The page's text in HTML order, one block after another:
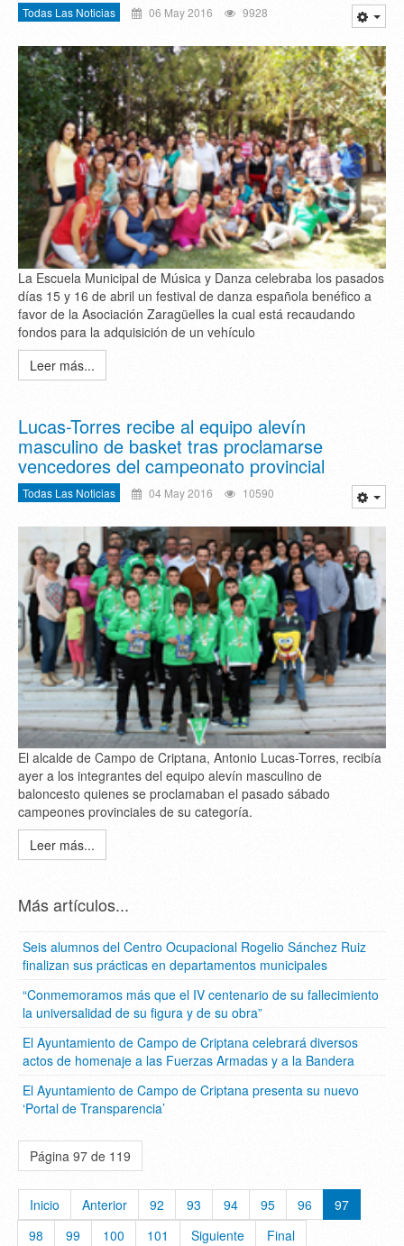
Todas Las Noticias 06 May 2016 9928
La Escuela Municipal de Música y Danza celebraba los pasados
días 15 y 16 de abril un festival de danza española benéfico a
favor de la Asociación Zaragüelles la cual está recaudando
fondos para la adquisición de un vehículo
Leer más...
Lucas-Torres recibe al equipo alevín
masculino de basket tras proclamarse
vencedores del campeonato provincial
Todas Las Noticias 04 May 2016 10590
El alcalde de Campo de Criptana, Antonio Lucas-Torres, recibía
ayer a los integrantes del equipo alevín masculino de
baloncesto quienes se proclamaban el pasado sábado
campeones provinciales de su categoría.
Leer más...
Más artículos...
Seis alumnos del Centro Ocupacional Rogelio Sánchez Ruiz
finalizan sus prácticas en departamentos municipales
“Conmemoramos más que el IV centenario de su fallecimiento
la universalidad de su figura y de su obra”
El Ayuntamiento de Campo de Criptana celebrará diversos
actos de homenaje a las Fuerzas Armadas y a la Bandera
El Ayuntamiento de Campo de Criptana presenta su nuevo
‘Portal de Transparencia’
Página 97 de 119
Inicio Anterior 92 93 94 95 96
97
98
99 100 101 Siguiente Final